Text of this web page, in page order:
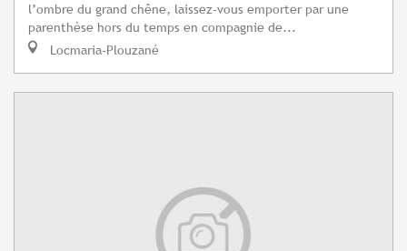
l’ombre du grand chêne, laissez-vous emporter par une
parenthèse hors du temps en compagnie de...
Locmaria-Plouzané